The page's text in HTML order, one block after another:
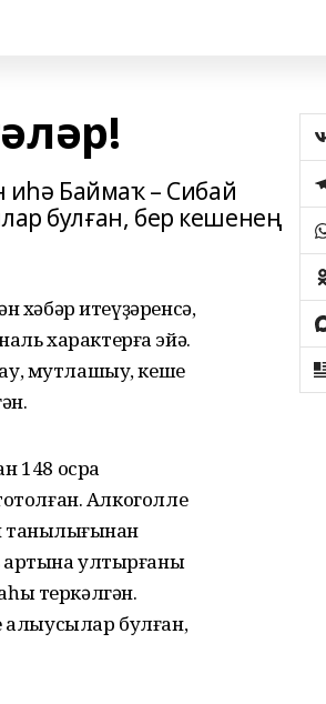
иһә Баймаҡ – Сибай
булған, бер кешенең
хәбәр итеүҙәренсә,
характерға эйә.
мутлашыу, кеше
148 осраҡ
Алкоголле
артына ултырғаны
теркәлгән.
алыусылар булған,